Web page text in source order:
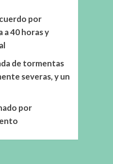
por
a 40 horas y
de tormentas
severas, y un
por